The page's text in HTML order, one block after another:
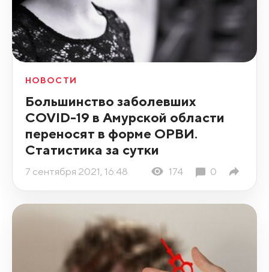
НОВОСТИ
Большинство заболевших
COVID-19 в Амурской области
переносят в форме ОРВИ.
Статистика за сутки
7 сентября 2021, 16:48 174 0